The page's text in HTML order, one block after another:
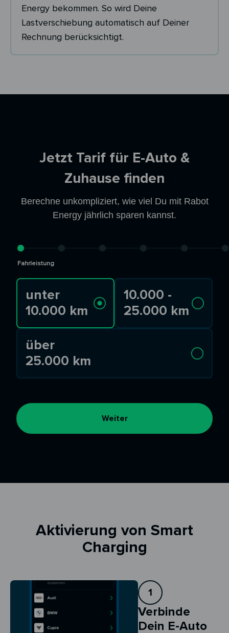
Energy bekommen. So wird Deine
Lastverschiebung automatisch auf Deiner
Rechnung berücksichtigt.
Jetzt Tarif für E-Auto &
Zuhause finden
Berechne unkompliziert, wie viel Du mit Rabot
Energy jährlich sparen kannst.
Fahrleistung
unter
10.000 km
10.000 -
25.000 km
über
25.000 km
Weiter
Aktivierung von Smart
Charging
1
Verbinde
Dein E-Auto